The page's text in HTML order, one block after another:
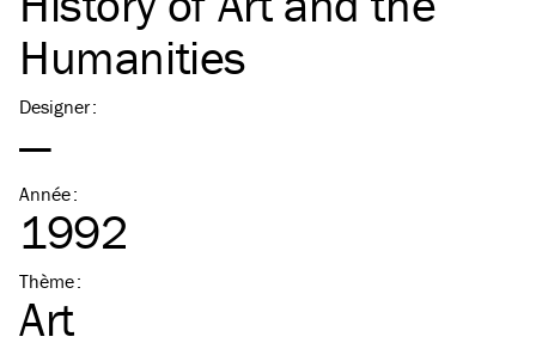
Humanities
Designer:
—
Année:
1992
Thème:
Art